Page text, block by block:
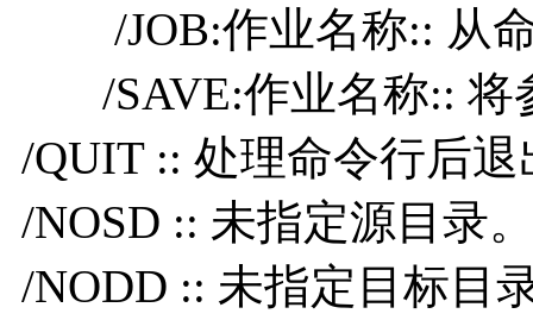
/JOB:作业名称:: 从命
/SAVE:作业名称:: 将
/QUIT :: 处理命令行后
/NOSD :: 未指定源目录
/NODD :: 未指定目标目